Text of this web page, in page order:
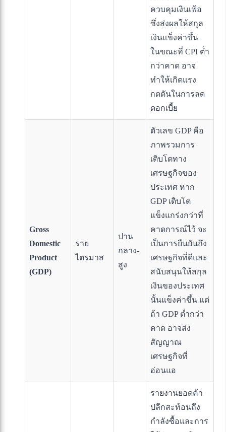
ควบคุมเงินเฟ้อ
ซึ่งส่งผลให้สกุล
เงินแข็งค่าขึ้น
ในขณะที่ CPI ต่ำ
กว่าคาด อาจ
ทำให้เกิดแรง
กดดันในการลด
ดอกเบี้ย
Gross
Domestic
Product
(GDP)
ราย
ไตรมาส
ปาน
กลาง-
สูง
ตัวเลข GDP คือ
ภาพรวมการ
เติบโตทาง
เศรษฐกิจของ
ประเทศ หาก
GDP เติบโต
แข็งแกร่งกว่าที่
คาดการณ์ไว้ จะ
เป็นการยืนยันถึง
เศรษฐกิจที่ดีและ
สนับสนุนให้สกุล
เงินของประเทศ
นั้นแข็งค่าขึ้น แต่
ถ้า GDP ต่ำกว่า
คาด อาจส่ง
สัญญาณ
เศรษฐกิจที่
อ่อนแอ
รายงานยอดค้า
ปลีกสะท้อนถึง
กำลังซื้อและการ